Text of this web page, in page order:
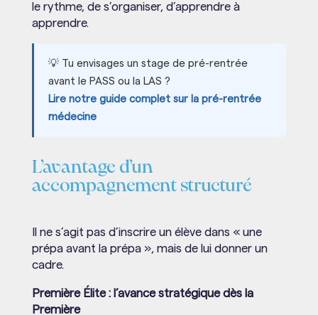
le rythme, de s’organiser, d’apprendre à
apprendre.
💡 Tu envisages un stage de pré-rentrée
avant le PASS ou la LAS ?
Lire notre guide complet sur la pré-rentrée
médecine
L’avantage d’un
accompagnement structuré
Il ne s’agit pas d’inscrire un élève dans « une
prépa avant la prépa », mais de lui donner un
cadre.
Première Élite : l’avance stratégique dès la
Première